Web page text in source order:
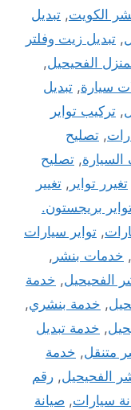
الكويت, تبديل
, تبديل زيت وفلتر
الفحيحيل,
سيارة, تبديل
, تركيب تواير
, تصليح
, تصليح
تغيرر تواير , تغيير
بريجستون.
, تواير سيارات
, خدمات بنشر ,
الفحيحيل, خدمة
, خدمة بنشري,
, خدمة تبديل
متنقل, خدمة
الفحيحيل, رقم
سيارات, صيانة